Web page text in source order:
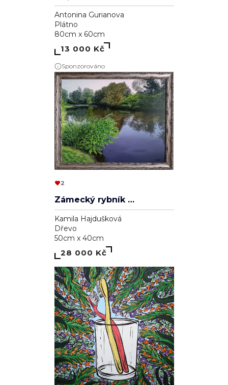
Antonina Gurianova
Plátno
80cm x 60cm
13 000 Kč
Sponzorováno
2
Kamila Hajdušková
Dřevo
50cm x 40cm
28 000 Kč